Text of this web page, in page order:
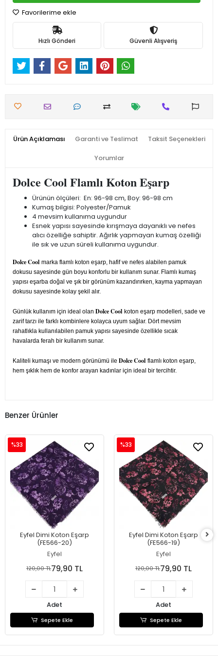
Favorilerime ekle
Hızlı Gönderi Güvenli Alışveriş
Ürün Açıklaması Garanti ve Teslimat Taksit Seçenekleri
Yorumlar
Dolce Cool Flamlı Koton Eşarp
Ürünün ölçüleri: En: 96-98 cm, Boy: 96-98 cm
Kumaş bilgisi: Polyester/Pamuk
4 mevsim kullanıma uygundur
Esnek yapısı sayesinde kırışmaya dayanıklı ve nefes
alıcı özelliğe sahiptir. Ağırlık yapmayan kumaş özelliği
ile sık ve uzun süreli kullanıma uygundur.
Dolce Cool marka flamlı koton eşarp, hafif ve nefes alabilen pamuk
dokusu sayesinde gün boyu konforlu bir kullanım sunar. Flamlı kumaş
yapısı eşarba doğal ve şık bir görünüm kazandırırken, kayma yapmayan
dokusu sayesinde kolay şekil alır.
Günlük kullanım için ideal olan Dolce Cool koton eşarp modelleri, sade ve
zarif tarzı ile farklı kombinlere kolayca uyum sağlar. Dört mevsim
rahatlıkla kullanılabilen pamuk yapısı sayesinde özellikle sıcak
havalarda ferah bir kullanım sunar.
Kaliteli kumaşı ve modern görünümü ile Dolce Cool flamlı koton eşarp,
hem şıklık hem de konfor arayan kadınlar için ideal bir tercihtir.
Benzer Ürünler
Eyfel Dimi Koton Eşarp
(FE566-20)
Eyfel
%33
120,00 TL79,90 TL
Adet
Sepete Ekle
Eyfel Dimi Koton Eşarp
(FE566-19)
Eyfel
%33
120,00 TL79,90 TL
Adet
Sepete Ekle